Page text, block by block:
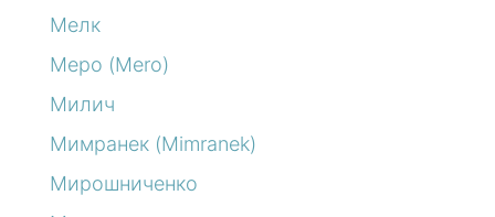
Мелк
Меро (Mero)
Милич
Мимранек (Mimranek)
Мирошниченко